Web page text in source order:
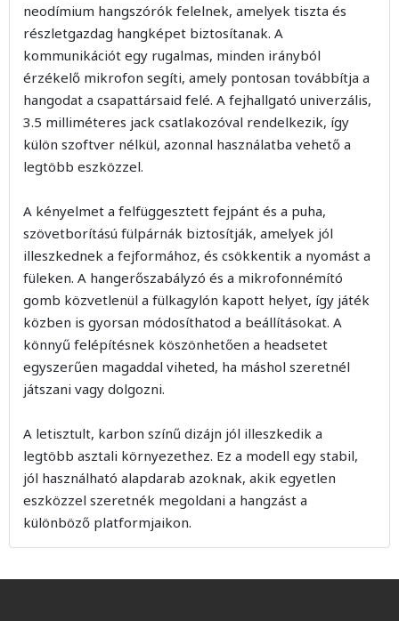
neodímium hangszórók felelnek, amelyek tiszta és
részletgazdag hangképet biztosítanak. A
kommunikációt egy rugalmas, minden irányból
érzékelő mikrofon segíti, amely pontosan továbbítja a
hangodat a csapattársaid felé. A fejhallgató univerzális,
3.5 milliméteres jack csatlakozóval rendelkezik, így
külön szoftver nélkül, azonnal használatba vehető a
legtöbb eszközzel.
A kényelmet a felfüggesztett fejpánt és a puha,
szövetborítású fülpárnák biztosítják, amelyek jól
illeszkednek a fejformához, és csökkentik a nyomást a
füleken. A hangerőszabályzó és a mikrofonnémító
gomb közvetlenül a fülkagylón kapott helyet, így játék
közben is gyorsan módosíthatod a beállításokat. A
könnyű felépítésnek köszönhetően a headsetet
egyszerűen magaddal viheted, ha máshol szeretnél
játszani vagy dolgozni.
A letisztult, karbon színű dizájn jól illeszkedik a
legtöbb asztali környezethez. Ez a modell egy stabil,
jól használható alapdarab azoknak, akik egyetlen
eszközzel szeretnék megoldani a hangzást a
különböző platformjaikon.